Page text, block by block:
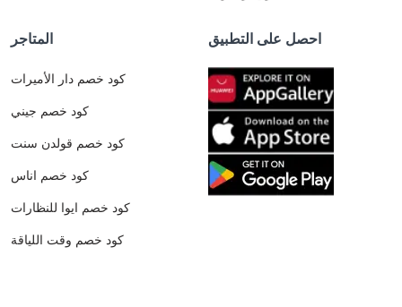
المتاجر
كود خصم دار الأميرات
كود خصم جيني
كود خصم قولدن سنت
كود خصم اناس
كود خصم ايوا للنظارات
كود خصم وقت اللياقة
احصل على التطبيق